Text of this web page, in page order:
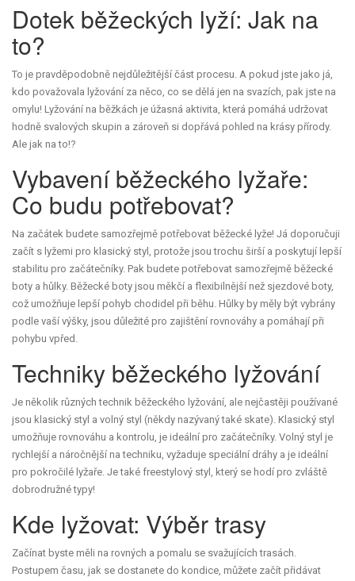
Dotek běžeckých lyží: Jak na
to?
To je pravděpodobně nejdůležitější část procesu. A pokud jste jako já,
kdo považovala lyžování za něco, co se dělá jen na svazích, pak jste na
omylu! Lyžování na běžkách je úžasná aktivita, která pomáhá udržovat
hodně svalových skupin a zároveň si dopřává pohled na krásy přírody.
Ale jak na to!?
Vybavení běžeckého lyžaře:
Co budu potřebovat?
Na začátek budete samozřejmě potřebovat běžecké lyže! Já doporučuji
začít s lyžemi pro klasický styl, protože jsou trochu širší a poskytují lepší
stabilitu pro začátečníky. Pak budete potřebovat samozřejmě běžecké
boty a hůlky. Běžecké boty jsou měkčí a flexibilnější než sjezdové boty,
což umožňuje lepší pohyb chodidel při běhu. Hůlky by měly být vybrány
podle vaší výšky, jsou důležité pro zajištění rovnováhy a pomáhají při
pohybu vpřed.
Techniky běžeckého lyžování
Je několik různých technik běžeckého lyžování, ale nejčastěji používané
jsou klasický styl a volný styl (někdy nazývaný také skate). Klasický styl
umožňuje rovnováhu a kontrolu, je ideální pro začátečníky. Volný styl je
rychlejší a náročnější na techniku, vyžaduje speciální dráhy a je ideální
pro pokročilé lyžaře. Je také freestylový styl, který se hodí pro zvláště
dobrodružné typy!
Kde lyžovat: Výběr trasy
Začínat byste měli na rovných a pomalu se svažujících trasách.
Postupem času, jak se dostanete do kondice, můžete začít přidávat